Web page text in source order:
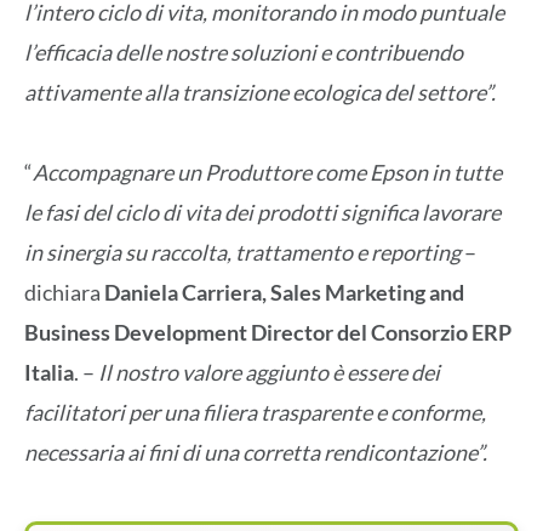
l’intero ciclo di vita, monitorando in modo puntuale
l’efficacia delle nostre soluzioni e contribuendo
attivamente alla transizione ecologica del settore”.
“Accompagnare un Produttore come Epson in tutte
le fasi del ciclo di vita dei prodotti significa lavorare
in sinergia su raccolta, trattamento e reporting–
dichiara Daniela Carriera, Sales Marketing and
Business Development Director del Consorzio ERP
Italia. – Il nostro valore aggiunto è essere dei
facilitatori per una filiera trasparente e conforme,
necessaria ai fini di una corretta rendicontazione”.